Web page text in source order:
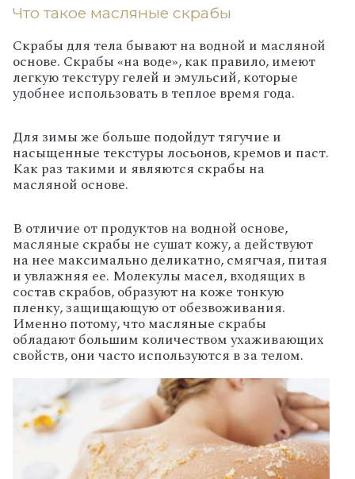
Что такое масляные скрабы
Скрабы для тела бывают на водной и масляной
основе. Скрабы «на воде», как правило, имеют
легкую текстуру гелей и эмульсий, которые
удобнее использовать в теплое время года.
Для зимы же больше подойдут тягучие и
насыщенные текстуры лосьонов, кремов и паст.
Как раз такими и являются скрабы на
масляной основе.
В отличие от продуктов на водной основе,
масляные скрабы не сушат кожу, а действуют
на нее максимально деликатно, смягчая, питая
и увлажняя ее. Молекулы масел, входящих в
состав скрабов, образуют на коже тонкую
пленку, защищающую от обезвоживания.
Именно потому, что масляные скрабы
обладают большим количеством ухаживающих
свойств, они часто используются в за телом.